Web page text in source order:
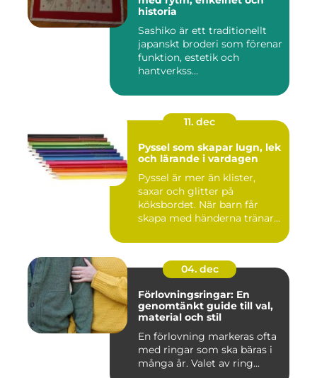
historia
Sashiko är ett traditionellt
japanskt broderi som förenar
funktion, estetik och
hantverkss...
11. dec
Pyssel som skapar lugn, lek
och lärande i vardagen
Pyssel är mer än klister,
saxar och glitter på
köksbordet. När barn får
skapa med händerna tränar
04. dec
Förlovningsringar: En
genomtänkt guide till val,
material och stil
En förlovning markeras ofta
med ringar som ska bäras i
många år. Valet av ring...